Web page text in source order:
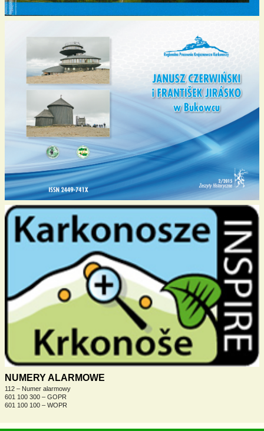
NUMERY ALARMOWE
112 – Numer alarmowy
601 100 300 – GOPR
601 100 100 – WOPR